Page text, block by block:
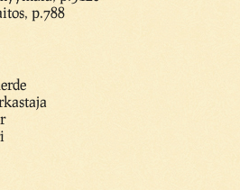
p.788